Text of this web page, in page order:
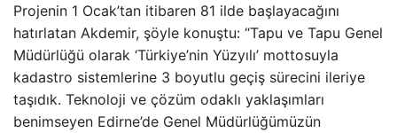
Projenin 1 Ocak’tan itibaren 81 ilde başlayacağını
hatırlatan Akdemir, şöyle konuştu: “Tapu ve Tapu Genel
Müdürlüğü olarak ‘Türkiye’nin Yüzyılı’ mottosuyla
kadastro sistemlerine 3 boyutlu geçiş sürecini ileriye
taşıdık. Teknoloji ve çözüm odaklı yaklaşımları
benimseyen Edirne’de Genel Müdürlüğümüzün